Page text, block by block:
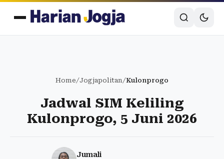
Home/Jogjapolitan/Kulonprogo
Jadwal SIM Keliling
Kulonprogo, 5 Juni 2026
Jumali